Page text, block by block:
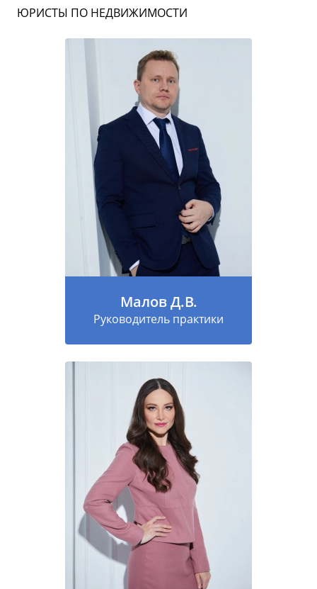
ЮРИСТЫ ПО НЕДВИЖИМОСТИ
Малов Д.В.
Руководитель практики